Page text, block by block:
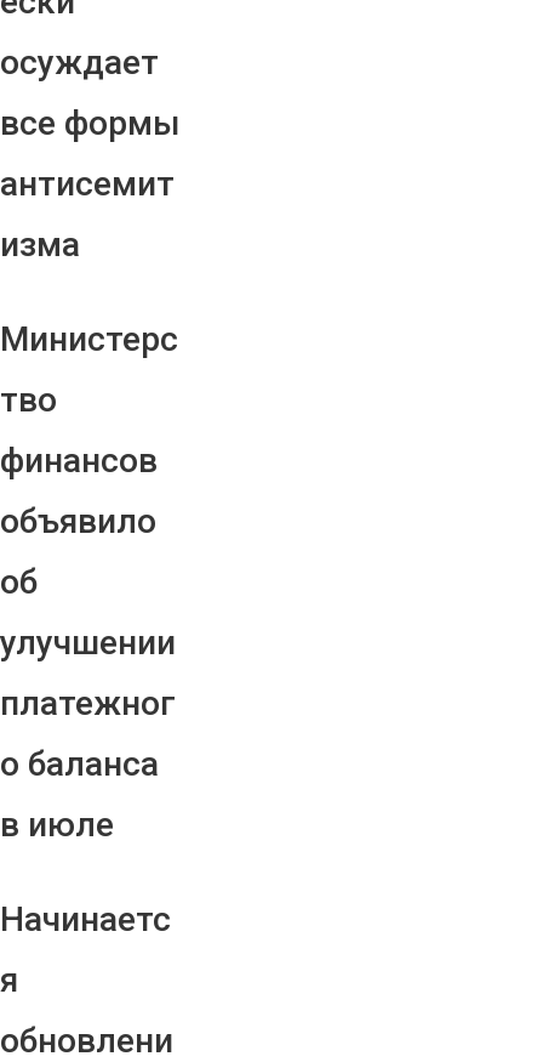
осуждает
все формы
антисемит
изма
Министерс
тво
финансов
объявило
об
улучшении
платежног
о баланса
в июле
Начинаетс
я
обновлени